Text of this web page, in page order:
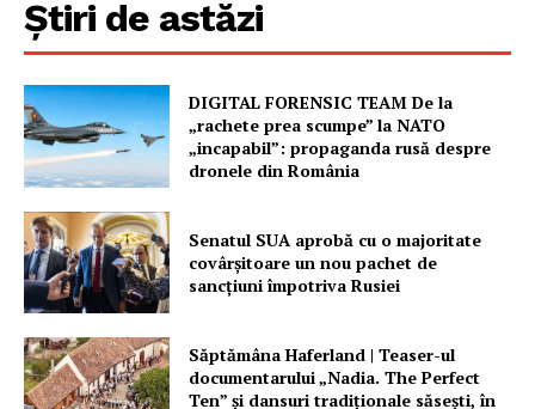
FREEDOM HOUSE ROMÂNIA
PRESShub
Știri de astăzi
DIGITAL FORENSIC TEAM De la
„rachete prea scumpe” la NATO
„incapabil”: propaganda rusă despre
dronele din România
Senatul SUA aprobă cu o majoritate
covârșitoare un nou pachet de
sancțiuni împotriva Rusiei
Săptămâna Haferland | Teaser-ul
documentarului „Nadia. The Perfect
Ten” şi dansuri tradiţionale săseşti, în